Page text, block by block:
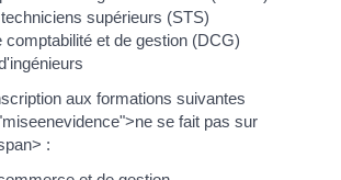
supérieurs (STS)
comptabilité et de gestion (DCG)
aux formations suivantes
se fait pas sur
: